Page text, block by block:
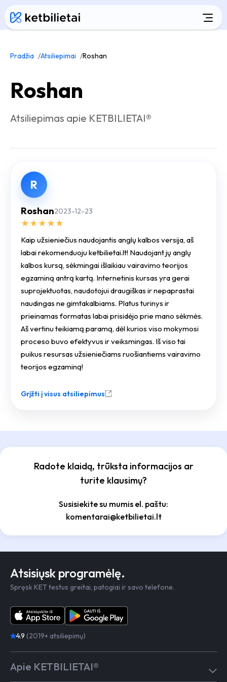
Pradžia Atsiliepimai Roshan
Roshan
Atsiliepimas apie KETBILIETAI®
R
Roshan2023-12-23
★ ★ ★ ★ ★
Kaip užsieniečius naudojantis anglų kalbos versija, aš
labai rekomenduoju ketbilietai.lt! Naudojant jų anglų
kalbos kursą, sėkmingai išlaikiau vairavimo teorijos
egzaminą antrą kartą. Internetinis kursas yra gerai
suprojektuotas, naudotojui draugiškas ir nepaprastai
naudingas ne gimtakalbiams. Platus turinys ir
prieinamas formatas labai prisidėjo prie mano sėkmės.
Aš vertinu teikiamą paramą, dėl kurios viso mokymosi
proceso buvo efektyvus ir veiksmingas. Iš viso tai
puikus resursas užsieniečiams ruošiantiems vairavimo
teorijos egzaminą!
Grįžti į visus atsiliepimus
Radote klaidą, trūksta informacijos ar
turite klausimų?
Susisiekite su mumis el. paštu:
komentarai@ketbilietai.lt
Atsisiųsk programėlę.
Spręsk KET testus greitai, patogiai ir savo telefone.
4.9 (2019+ atsiliepimų)
Apie KETBILIETAI®